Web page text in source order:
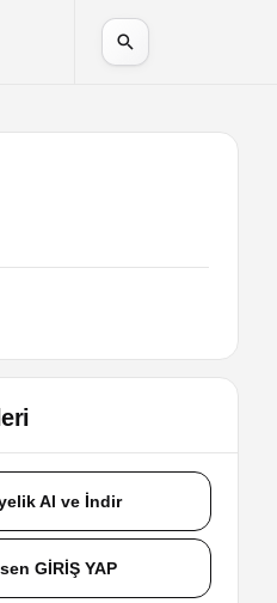
Al ve İndir
GİRİŞ YAP